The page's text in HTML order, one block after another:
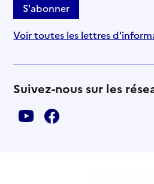
S'abonner
Voir toutes les lettres
Suivez-nous sur les